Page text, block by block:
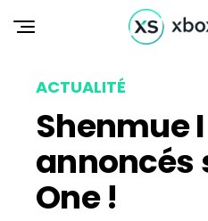
ACTUALITÉ
Shenmue
annoncés
One !